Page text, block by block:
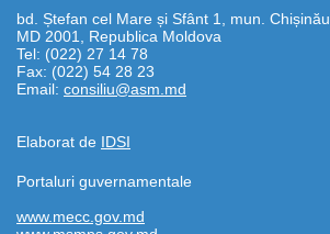
bd. Ștefan cel Mare și Sfânt 1, mun. Chișinău
MD 2001, Republica Moldova
Tel: (022) 27 14 78
Fax: (022) 54 28 23
Email: consiliu@asm.md
Elaborat de IDSI
Portaluri guvernamentale
www.mecc.gov.md